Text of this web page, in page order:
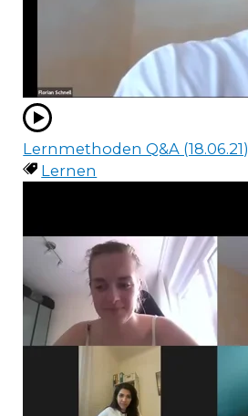
Lernmethoden Q&A (18.06.21)
Lernen